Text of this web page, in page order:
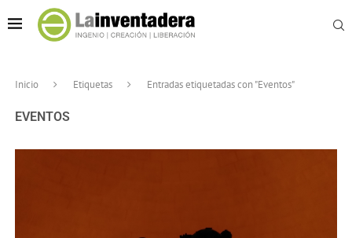
Inicio Etiquetas Entradas etiquetadas con "Eventos"
EVENTOS